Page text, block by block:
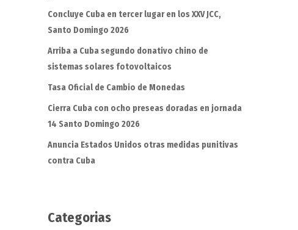
Concluye Cuba en tercer lugar en los XXV JCC,
Santo Domingo 2026
Arriba a Cuba segundo donativo chino de
sistemas solares fotovoltaicos
Tasa Oficial de Cambio de Monedas
Cierra Cuba con ocho preseas doradas en jornada
14 Santo Domingo 2026
Anuncia Estados Unidos otras medidas punitivas
contra Cuba
Categorias